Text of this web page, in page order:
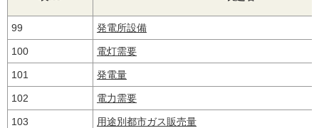
99 発電所設備
100 電灯需要
101 発電量
102 電力需要
103 用途別都市ガス販売量